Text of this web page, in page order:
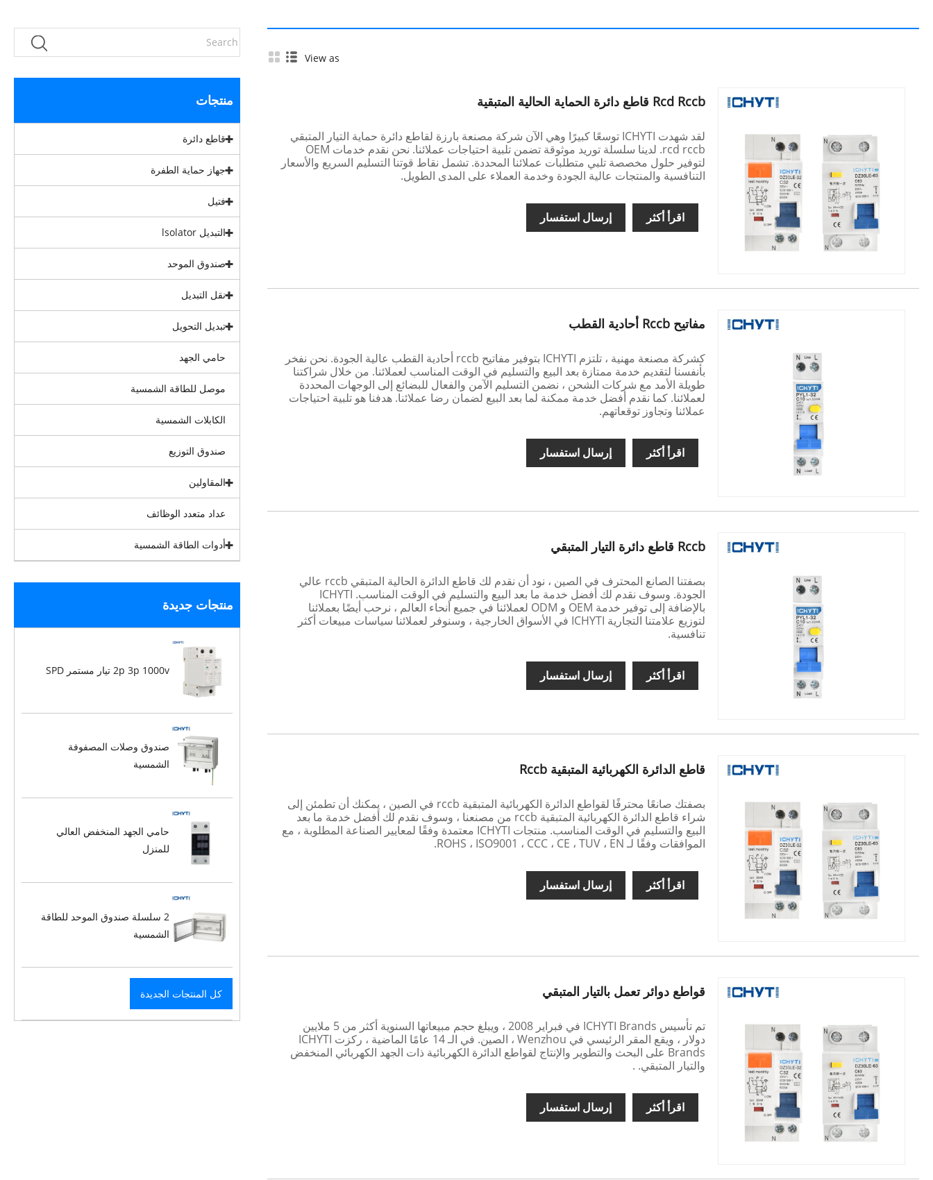
منتجات
قاطع دائرة
جهاز حماية الطفرة
فتيل
التبديل lsolator
صندوق الموحد
نقل التبديل
تبديل التحويل
حامي الجهد
موصل للطاقة الشمسية
الكابلات الشمسية
صندوق التوزيع
المقاولين
عداد متعدد الوظائف
أدوات الطاقة الشمسية
منتجات جديدة
2p 3p 1000v تيار مستمر SPD
صندوق وصلات المصفوفة
الشمسية
حامي الجهد المنخفض العالي
للمنزل
2 سلسلة صندوق الموحد للطاقة
الشمسية
كل المنتجات الجديدة
View as
Rcd Rccb قاطع دائرة الحماية الحالية المتبقية
لقد شهدت ICHYTI توسعًا كبيرًا وهي الآن شركة مصنعة بارزة لقاطع دائرة حماية التيار المتبقي
rcd rccb. لدينا سلسلة توريد موثوقة تضمن تلبية احتياجات عملائنا. نحن نقدم خدمات OEM
لتوفير حلول مخصصة تلبي متطلبات عملائنا المحددة. تشمل نقاط قوتنا التسليم السريع والأسعار
التنافسية والمنتجات عالية الجودة وخدمة العملاء على المدى الطويل.
اقرأ أكثر إرسال استفسار
مفاتيح Rccb أحادية القطب
كشركة مصنعة مهنية ، تلتزم ICHYTI بتوفير مفاتيح rccb أحادية القطب عالية الجودة. نحن نفخر
بأنفسنا لتقديم خدمة ممتازة بعد البيع والتسليم في الوقت المناسب لعملائنا. من خلال شراكتنا
طويلة الأمد مع شركات الشحن ، نضمن التسليم الآمن والفعال للبضائع إلى الوجهات المحددة
لعملائنا. كما نقدم أفضل خدمة ممكنة لما بعد البيع لضمان رضا عملائنا. هدفنا هو تلبية احتياجات
عملائنا وتجاوز توقعاتهم.
اقرأ أكثر إرسال استفسار
Rccb قاطع دائرة التيار المتبقي
بصفتنا الصانع المحترف في الصين ، نود أن نقدم لك قاطع الدائرة الحالية المتبقي rccb عالي
الجودة. وسوف نقدم لك أفضل خدمة ما بعد البيع والتسليم في الوقت المناسب. ICHYTI
بالإضافة إلى توفير خدمة OEM و ODM لعملائنا في جميع أنحاء العالم ، نرحب أيضًا بعملائنا
لتوزيع علامتنا التجارية ICHYTI في الأسواق الخارجية ، وسنوفر لعملائنا سياسات مبيعات أكثر
تنافسية.
اقرأ أكثر إرسال استفسار
قاطع الدائرة الكهربائية المتبقية Rccb
بصفتك صانعًا محترفًا لقواطع الدائرة الكهربائية المتبقية rccb في الصين ، يمكنك أن تطمئن إلى
شراء قاطع الدائرة الكهربائية المتبقية rccb من مصنعنا ، وسوف نقدم لك أفضل خدمة ما بعد
البيع والتسليم في الوقت المناسب. منتجات ICHYTI معتمدة وفقًا لمعايير الصناعة المطلوبة ، مع
الموافقات وفقًا لـ ROHS ، ISO9001 ، CCC ، CE ، TUV ، EN.
اقرأ أكثر إرسال استفسار
قواطع دوائر تعمل بالتيار المتبقي
تم تأسيس ICHYTI Brands في فبراير 2008 ، ويبلغ حجم مبيعاتها السنوية أكثر من 5 ملايين
دولار ، ويقع المقر الرئيسي في Wenzhou ، الصين. في الـ 14 عامًا الماضية ، ركزت ICHYTI
Brands على البحث والتطوير والإنتاج لقواطع الدائرة الكهربائية ذات الجهد الكهربائي المنخفض
والتيار المتبقي. .
اقرأ أكثر إرسال استفسار